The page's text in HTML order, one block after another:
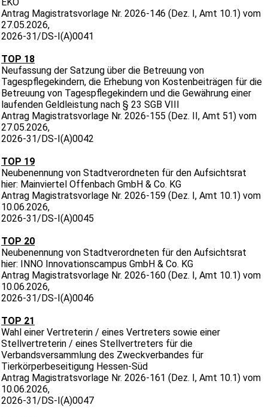
Antrag Magistratsvorlage Nr. 2026-146 (Dez. I, Amt 10.1) vom
27.05.2026,
2026-31/DS-I(A)0041
TOP 18
Neufassung der Satzung über die Betreuung von
Tagespflegekindern, die Erhebung von Kostenbeiträgen für die
Betreuung von Tagespflegekindern und die Gewährung einer
laufenden Geldleistung nach § 23 SGB VIII
Antrag Magistratsvorlage Nr. 2026-155 (Dez. II, Amt 51) vom
27.05.2026,
2026-31/DS-I(A)0042
TOP 19
Neubenennung von Stadtverordneten für den Aufsichtsrat
hier: Mainviertel Offenbach GmbH & Co. KG
Antrag Magistratsvorlage Nr. 2026-159 (Dez. I, Amt 10.1) vom
10.06.2026,
2026-31/DS-I(A)0045
TOP 20
Neubenennung von Stadtverordneten für den Aufsichtsrat
hier: INNO Innovationscampus GmbH & Co. KG
Antrag Magistratsvorlage Nr. 2026-160 (Dez. I, Amt 10.1) vom
10.06.2026,
2026-31/DS-I(A)0046
TOP 21
Wahl einer Vertreterin / eines Vertreters sowie einer
Stellvertreterin / eines Stellvertreters für die
Verbandsversammlung des Zweckverbandes für
Tierkörperbeseitigung Hessen-Süd
Antrag Magistratsvorlage Nr. 2026-161 (Dez. I, Amt 10.1) vom
10.06.2026,
2026-31/DS-I(A)0047